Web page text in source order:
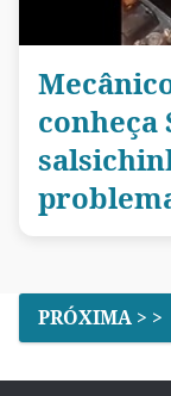
conheça
PRÓXIMA > >